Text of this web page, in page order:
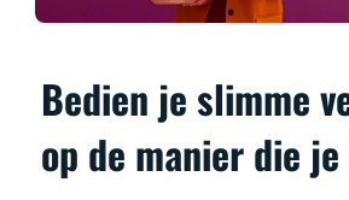
Bedien je slimme
op de manier die